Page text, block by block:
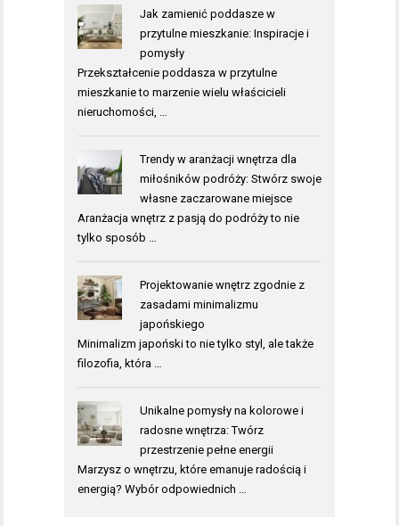
Jak zamienić poddasze w
przytulne mieszkanie: Inspiracje i
pomysły
Przekształcenie poddasza w przytulne
mieszkanie to marzenie wielu właścicieli
nieruchomości, …
Trendy w aranżacji wnętrza dla
miłośników podróży: Stwórz swoje
własne zaczarowane miejsce
Aranżacja wnętrz z pasją do podróży to nie
tylko sposób …
Projektowanie wnętrz zgodnie z
zasadami minimalizmu
japońskiego
Minimalizm japoński to nie tylko styl, ale także
filozofia, która …
Unikalne pomysły na kolorowe i
radosne wnętrza: Twórz
przestrzenie pełne energii
Marzysz o wnętrzu, które emanuje radością i
energią? Wybór odpowiednich …